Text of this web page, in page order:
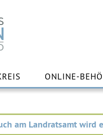
Inhalt
springen
ONLINE-
am Landratsamt